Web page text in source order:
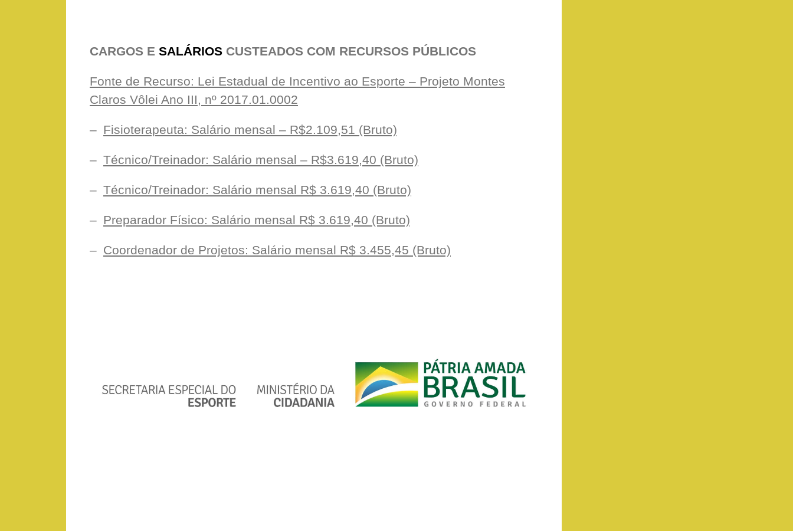
CARGOS E SALÁRIOS CUSTEADOS COM RECURSOS PÚBLICOS
Fonte de Recurso: Lei Estadual de Incentivo ao Esporte – Projeto Montes
Claros Vôlei Ano III, nº 2017.01.0002
– Fisioterapeuta: Salário mensal – R$2.109,51 (Bruto)
– Técnico/Treinador: Salário mensal – R$3.619,40 (Bruto)
– Técnico/Treinador: Salário mensal R$ 3.619,40 (Bruto)
– Preparador Físico: Salário mensal R$ 3.619,40 (Bruto)
– Coordenador de Projetos: Salário mensal R$ 3.455,45 (Bruto)